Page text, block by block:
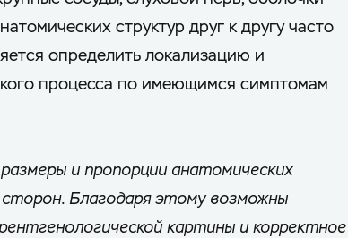
структур друг к другу часто
определить локализацию и
процесса по имеющимся симптомам
и пропорции анатомических
Благодаря этому возможны
картины и корректное